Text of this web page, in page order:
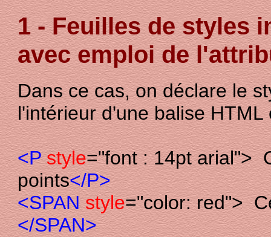
1 - Feuilles de styles
avec emploi de
Dans ce cas, on déclare le
l'intérieur d'une balise HTML
<P style="font : 14pt arial">
points</P>
<SPAN style="color: red">
</SPAN>